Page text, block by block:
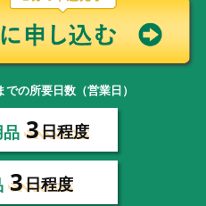
の所要日数（営業日）
3日程度
3日程度